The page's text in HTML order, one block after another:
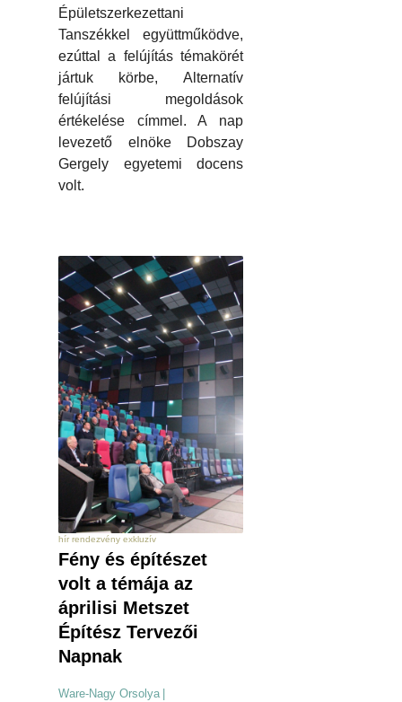
Épületszerkezettani
Tanszékkel együttműködve,
ezúttal a felújítás témakörét
jártuk körbe, Alternatív
felújítási megoldások
értékelése címmel. A nap
levezető elnöke Dobszay
Gergely egyetemi docens
volt.
hír rendezvény exkluzív
Fény és építészet
volt a témája az
áprilisi Metszet
Építész Tervezői
Napnak
Ware-Nagy Orsolya